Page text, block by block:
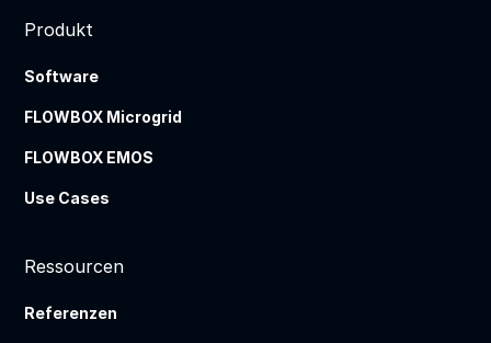
Produkt
Software
FLOWBOX Microgrid
FLOWBOX EMOS
Use Cases
Ressourcen
Referenzen